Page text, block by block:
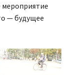
мероприятие
— будущее